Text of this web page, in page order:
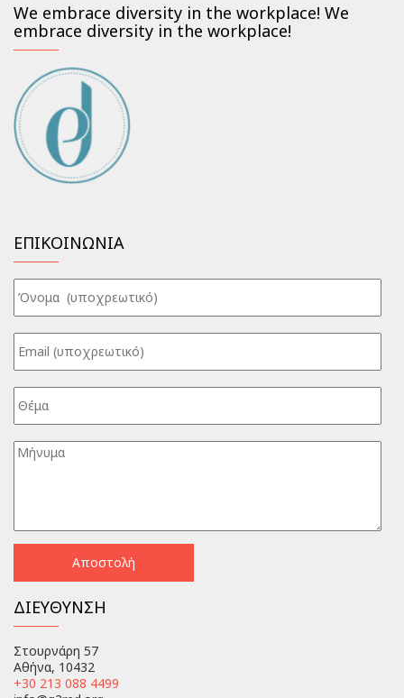
We embrace diversity in the workplace! We
embrace diversity in the workplace!
ΕΠΙΚΟΙΝΩΝΙΑ
ΔΙΕΥΘΥΝΣΗ
Στουρνάρη 57
Αθήνα, 10432
+30 213 088 4499